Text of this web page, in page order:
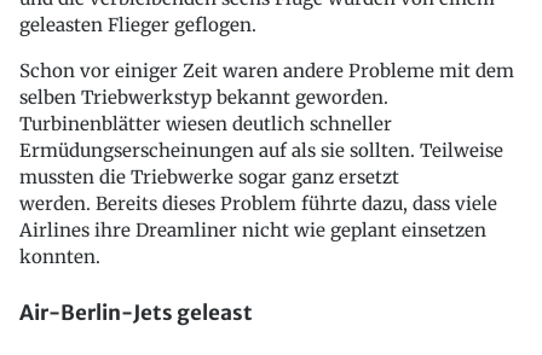
geleasten Flieger geflogen.
Schon vor einiger Zeit waren andere Probleme mit dem
selben Triebwerkstyp bekannt geworden.
Turbinenblätter wiesen deutlich schneller
Ermüdungserscheinungen auf als sie sollten. Teilweise
mussten die Triebwerke sogar ganz ersetzt
werden. Bereits dieses Problem führte dazu, dass viele
Airlines ihre Dreamliner nicht wie geplant einsetzen
konnten.
Air-Berlin-Jets geleast